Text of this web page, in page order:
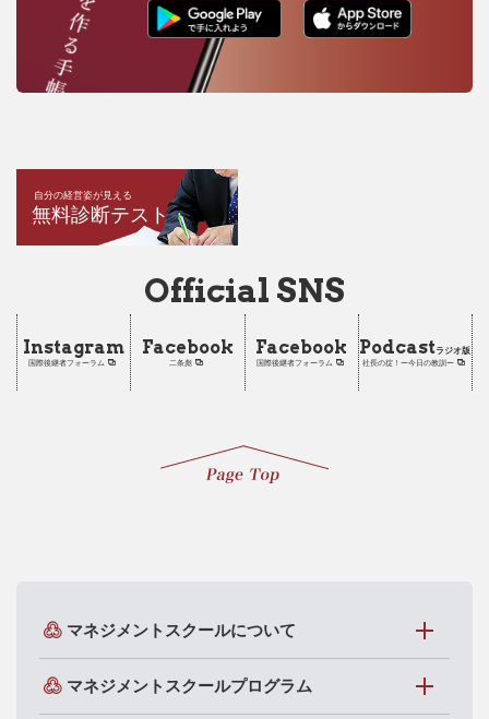
自分の経営姿が見える
無料診断テスト
Official SNS
Instagram
国際後継者フォーラム
Facebook
二条彪
Facebook
国際後継者フォーラム
Podcastラジオ版
社長の掟！ー今日の教訓ー
マネジメントスクールについて
マネジメントスクールプログラム